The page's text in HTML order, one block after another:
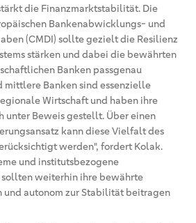
die Finanzmarktstabilität. Die
Bankenabwicklungs- und
(CMDI) sollte gezielt die Resilienz
stärken und dabei die bewährten
Banken passgenau
mittlere Banken sind essenzielle
Wirtschaft und haben ihre
unter Beweis gestellt. Über einen
kann diese Vielfalt des
werden", fordert Kolak.
und institutsbezogene
sollten weiterhin ihre bewährte
autonom zur Stabilität beitragen